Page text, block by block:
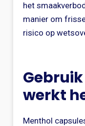
het
manier om
risico op
werkt
Menthol